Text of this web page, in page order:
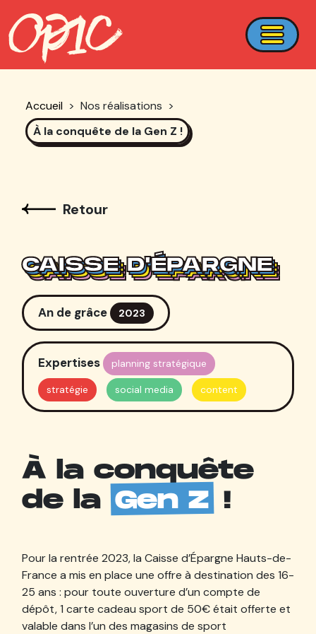
Accueil > Nos réalisations >
À la conquête de la Gen Z !
Retour
CAISSE D'ÉPARGNE
CAISSE D'ÉPARGNE
CAISSE D'ÉPARGNE
CAISSE D'ÉPARGNE
An de grâce 2023
Expertises planning stratégique
stratégie social media content
À la conquête
de laGen Z!
Pour la rentrée 2023, la Caisse d’Épargne Hauts-de-
France a mis en place une offre à destination des 16-
25 ans : pour toute ouverture d’un compte de
dépôt, 1 carte cadeau sport de 50€ était offerte et
valable dans l’un des magasins de sport